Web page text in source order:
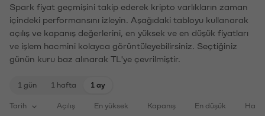
Spark fiyat geçmişini takip ederek kripto varlıkların zaman
içindeki performansını izleyin. Aşağıdaki tabloyu kullanarak
açılış ve kapanış değerlerini, en yüksek ve en düşük fiyatları
ve işlem hacmini kolayca görüntüleyebilirsiniz. Seçtiğiniz
günün kuru baz alınarak TL'ye çevrilmiştir.
1 gün 1 hafta 1 ay
Tarih Açılış En yüksek Kapanış En düşük